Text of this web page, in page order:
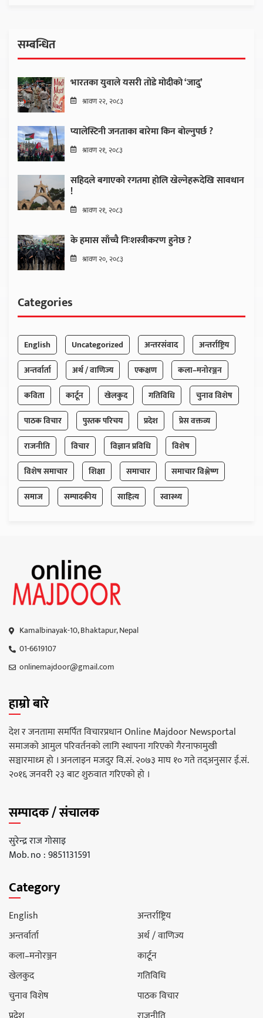
सम्बन्धित
भारतका युवाले यसरी तोडे मोदीको ‘जादु’
श्रावण २२, २०८३
प्यालेस्टिनी जनताका बारेमा किन बोल्नुपर्छ ?
श्रावण २१, २०८३
सहिदले बगाएको रगतमा होलि खेल्नेहरूदेखि सावधान
!
श्रावण २१, २०८३
के हमास साँच्चै निःशस्त्रीकरण हुनेछ ?
श्रावण २०, २०८३
Categories
English Uncategorized अन्तरसंवाद
अन्तर्राष्ट्रिय
अन्तर्वार्ता
अर्थ / वाणिज्य एकक्षण
कला–मनोरञ्जन
कविता
कार्टून खेलकुद गतिविधि
चुनाव विशेष
पाठक विचार
पुस्तक परिचय प्रदेश
प्रेस वक्तव्य
राजनीति
विचार विज्ञान प्रविधि
विशेष
विशेष समाचार
शिक्षा समाचार
समाचार विश्लेष्ण
समाज
सम्पादकीय साहित्य स्वास्थ्य
Kamalbinayak-10, Bhaktapur, Nepal
01-6619107
onlinemajdoor@gmail.com
हाम्रो बारे
देश र जनतामा समर्पित विचारप्रधान Online Majdoor Newsportal
समाजको आमुल परिवर्तनको लागि स्थापना गरिएको गैरनाफामुखी
सञ्चारमाध्म हो । अनलाइन मजदुर वि.सं. २०७३ माघ १० गते तद्अनुसार ई.सं.
२०१६ जनवरी २३ बाट शुरुवात गरिएको हो ।
सम्पादक / संचालक
सुरेन्द्र राज गोसाइ
Mob. no : 9851131591
Category
English
अन्तर्राष्ट्रिय
अन्तर्वार्ता
अर्थ / वाणिज्य
कला–मनोरञ्जन
कार्टून
खेलकुद
गतिविधि
चुनाव विशेष
पाठक विचार